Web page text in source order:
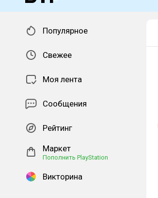
Популярное
Свежее
Моя лента
Сообщения
Рейтинг
Маркет
Пополнить PlayStation
Викторина